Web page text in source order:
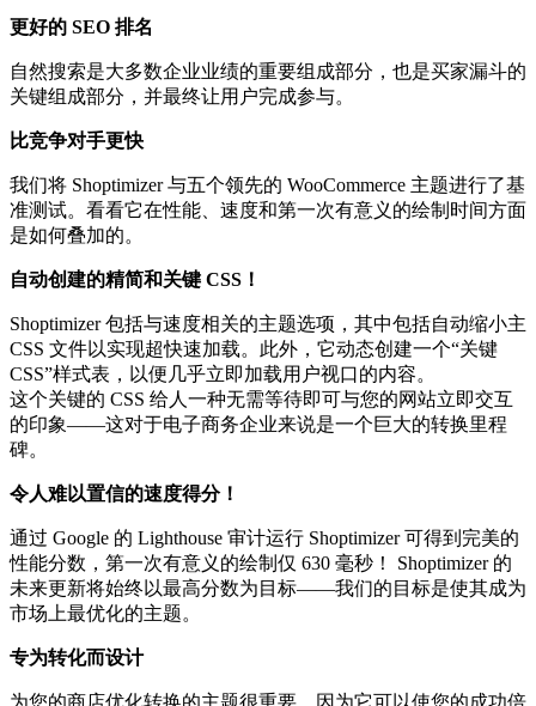
更好的 SEO 排名
自然搜索是大多数企业业绩的重要组成部分，也是买家漏斗的
关键组成部分，并最终让用户完成参与。
比竞争对手更快
我们将 Shoptimizer 与五个领先的 WooCommerce 主题进行了基
准测试。看看它在性能、速度和第一次有意义的绘制时间方面
是如何叠加的。
自动创建的精简和关键 CSS！
Shoptimizer 包括与速度相关的主题选项，其中包括自动缩小主
CSS 文件以实现超快速加载。此外，它动态创建一个“关键
CSS”样式表，以便几乎立即加载用户视口的内容。
这个关键的 CSS 给人一种无需等待即可与您的网站立即交互
的印象——这对于电子商务企业来说是一个巨大的转换里程
碑。
令人难以置信的速度得分！
通过 Google 的 Lighthouse 审计运行 Shoptimizer 可得到完美的
性能分数，第一次有意义的绘制仅 630 毫秒！ Shoptimizer 的
未来更新将始终以最高分数为目标——我们的目标是使其成为
市场上最优化的主题。
专为转化而设计